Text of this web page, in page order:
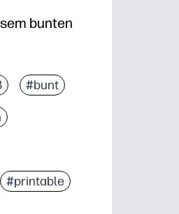
bunten
#bunt
#printable